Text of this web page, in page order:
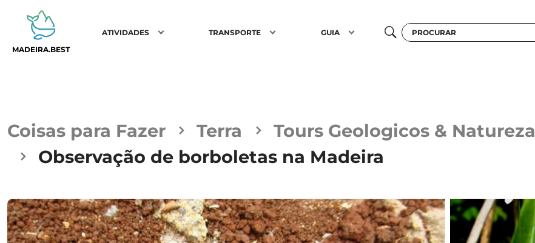
MADEIRA.BEST
ATIVIDADES TRANSPORTE GUIA
Coisas para Fazer Terra
Tours Geologicos & Natureza
Observação de borboletas na Madeira